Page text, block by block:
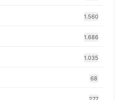
1.560
1.686
1.035
68